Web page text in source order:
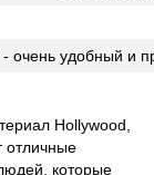
удобный и
Hollywood,
отличные
которые